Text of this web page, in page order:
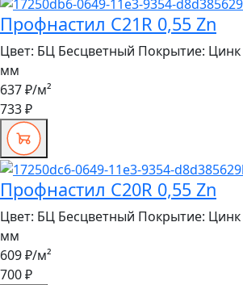
Профнастил C21R 0,55 Zn
Цвет: БЦ Бесцветный Покрытие: Цинк
мм
637 ₽/м²
733 ₽
Профнастил C20R 0,55 Zn
Цвет: БЦ Бесцветный Покрытие: Цинк
мм
609 ₽/м²
700 ₽